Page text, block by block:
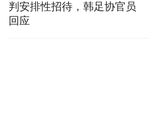
判安排性招待，韩足协官员
回应